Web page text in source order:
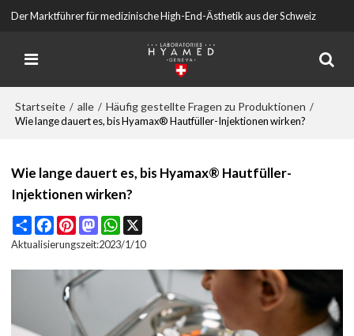
Der Marktführer für medizinische High-End-Ästhetik aus der Schweiz
Startseite / alle / Häufig gestellte Fragen zu Produktionen /
Wie lange dauert es, bis Hyamax® Hautfüller-Injektionen wirken?
Wie lange dauert es, bis Hyamax® Hautfüller-
Injektionen wirken?
Share FacebookPinterestMastodonWhatsApp
Aktualisierungszeit:2023/1/10